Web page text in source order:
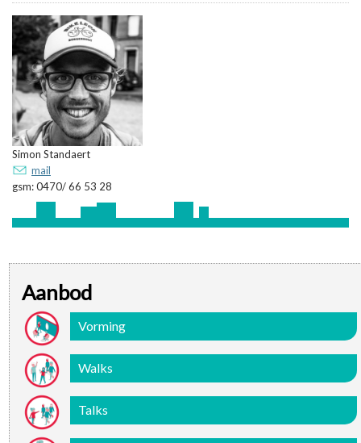
Simon Standaert
mail
gsm: 0470/ 66 53 28
Aanbod
Vorming
Walks
Talks